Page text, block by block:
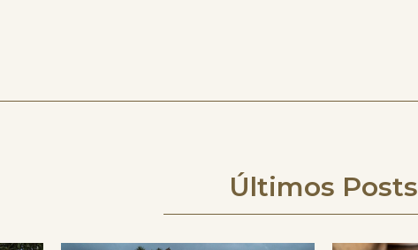
Últimos Posts